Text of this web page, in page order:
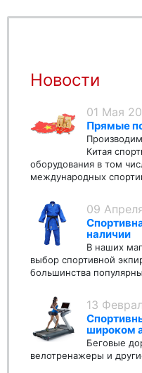
Новости
01 Мая
Прямые
Китая
оборудования в том
международных
09
наличии
В наших
выбор спортивной
большинства
13
широком
Беговые
велотренажеры и